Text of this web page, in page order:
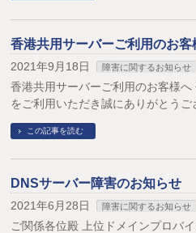
香港共用サーバーご利用のお客
2021年9月18日 障害に関するお知らせ
香港共用サーバーご利用のお客様
をご利用いただき誠にありがとう
この記事を読む
DNSサーバー障害のお知らせ
2021年6月28日 障害に関するお知らせ
ご関係各位殿 上位ドメインプロバ